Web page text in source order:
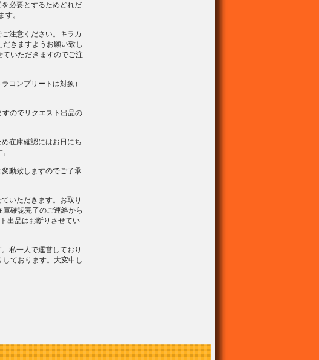
必要とするためどれだ
。
注意ください。キラカ
きますようお願い致し
いただきますのでご注
コンプリートは対象）
のでリクエスト出品の
在庫確認にはお日にち
動致しますのでご了承
いただきます。お取り
確認完了のご連絡から
出品はお断りさせてい
私一人で運営しており
ております。大変申し